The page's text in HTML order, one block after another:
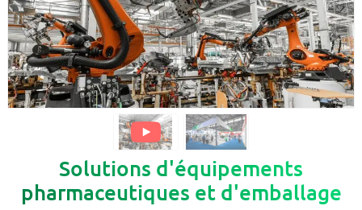
Solutions d'équipements
pharmaceutiques et d'emballage